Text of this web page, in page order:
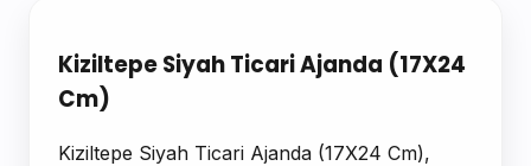
Kiziltepe Siyah Ticari Ajanda (17X24
Cm)
Kiziltepe Siyah Ticari Ajanda (17X24 Cm),